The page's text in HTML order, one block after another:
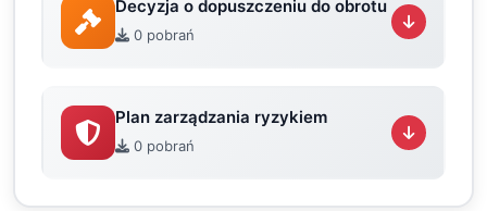
Decyzja o dopuszczeniu do obrotu
0 pobrań
Plan zarządzania ryzykiem
0 pobrań